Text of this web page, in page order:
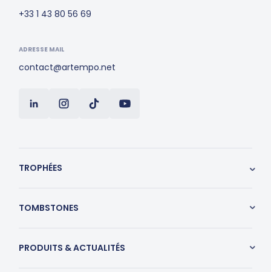
+33 1 43 80 56 69
ADRESSE MAIL
contact@artempo.net
TROPHÉES
TOMBSTONES
PRODUITS & ACTUALITÉS